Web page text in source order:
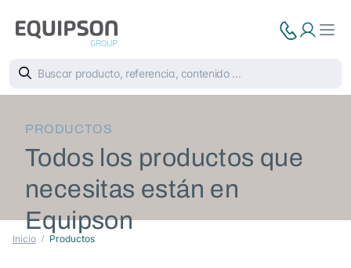
PRODUCTOS
Todos los productos que
necesitas están en
Equipson
Inicio Productos